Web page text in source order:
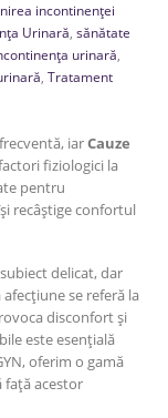
incontinenței
Urinară sănătate
urinară
Tratament
iarCauze
fiziologici la
pentru
recâștige confortul
delicat, dar
se referă la
disconfort și
este esențială
oferim o gamă
față acestor